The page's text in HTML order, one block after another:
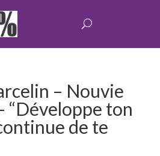
– Nouvie
“Développe ton
de te